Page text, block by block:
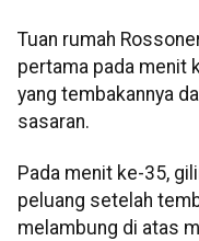
Tuan rumah
pertama pada menit
yang tembakannya
sasaran.
Pada menit ke-35,
peluang setelah
melambung di atas